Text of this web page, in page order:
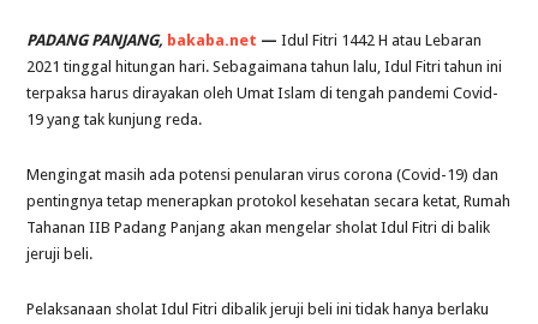
PADANG PANJANG, bakaba.net — Idul Fitri 1442 H atau Lebaran
2021 tinggal hitungan hari. Sebagaimana tahun lalu, Idul Fitri tahun ini
terpaksa harus dirayakan oleh Umat Islam di tengah pandemi Covid-
19 yang tak kunjung reda.
Mengingat masih ada potensi penularan virus corona (Covid-19) dan
pentingnya tetap menerapkan protokol kesehatan secara ketat, Rumah
Tahanan IIB Padang Panjang akan mengelar sholat Idul Fitri di balik
jeruji beli.
Pelaksanaan sholat Idul Fitri dibalik jeruji beli ini tidak hanya berlaku